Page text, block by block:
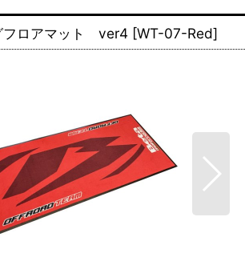
ロアマット ver4 [WT-07-Red]